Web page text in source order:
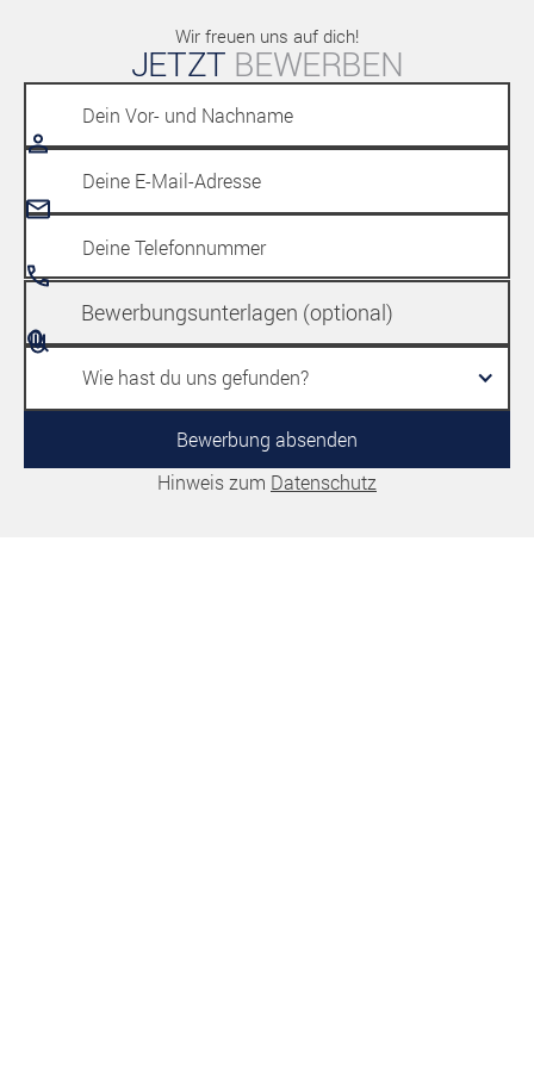
Wir freuen uns auf dich!
JETZT BEWERBEN
Bewerbungsunterlagen (optional)
Wie hast du uns gefunden?
Hinweis zum Datenschutz